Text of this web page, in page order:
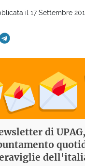
il 17 Settembre
di UPAG,